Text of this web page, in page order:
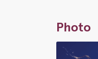
Photo